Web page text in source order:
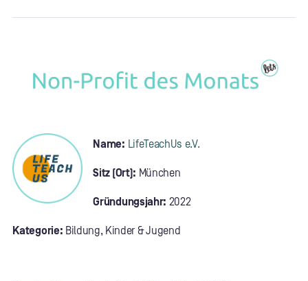
Name: LifeTeachUs e.V.
Sitz (Ort): München
Gründungsjahr: 2022
Kategorie: Bildung, Kinder & Jugend